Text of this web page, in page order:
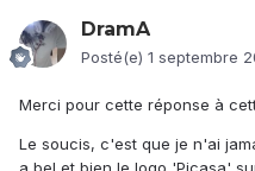
DramA
Posté(e) 1 septembre
Merci pour cette réponse à
Le soucis, c'est que je n'ai